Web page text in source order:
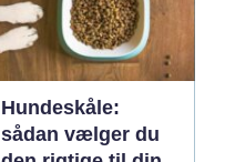
Hundeskåle:
sådan vælger du